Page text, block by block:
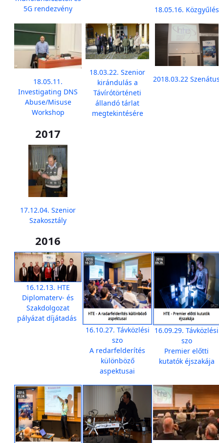
5G rendezvény
18.05.16. Közgyűlés
18.05.11.
Investigating DNS
Abuse/Misuse
Workshop
18.03.22. Szenior
kirándulás a
Távírótörténeti
állandó tárlat
megtekintésére
2018.03.22
2017
17.12.04. Szenior
Szakosztály
2016
16.12.13. HTE
Diplomaterv- és
Szakdolgozat
pályázat díjátadás
16.10.27. Távközlési
szo
A redarfelderítés
különböző
aspektusai
16.09.29. Távközlési
szo
Premier előtti
kutatók éjszakája